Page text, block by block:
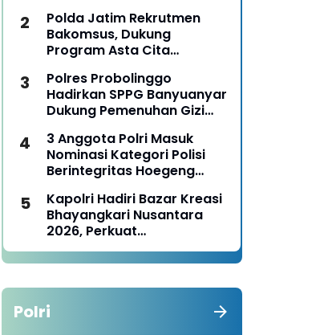
Pengabdian Humanis di
Nduga
Polda Jatim Rekrutmen
Bakomsus, Dukung
Program Asta Cita
Polres Probolinggo
Hadirkan SPPG Banyuanyar
Dukung Pemenuhan Gizi
3 Anggota Polri Masuk
Nominasi Kategori Polisi
Berintegritas Hoegeng
Kapolri Hadiri Bazar Kreasi
Bhayangkari Nusantara
2026, Perkuat
Pemberdayaan UMKM dan
Budaya Lokal
Polri